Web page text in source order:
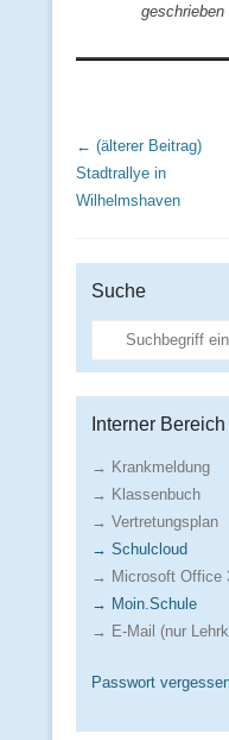
Beitrags Übersicht
← (älterer Beitrag)
Stadtrallye in
Wilhelmshaven
Suche
Suche
Interner Bereich
→ Krankmeldung
→ Klassenbuch
→ Vertretungsplan
→ Schulcloud
→ Microsoft Office
→ Moin.Schule
→ E-Mail (nur
Passwort